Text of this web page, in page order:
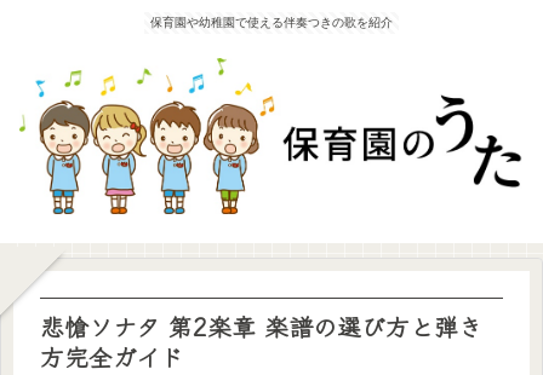
保育園や幼稚園で使える伴奏つきの歌を紹介
悲愴ソナタ 第2楽章 楽譜の選び方と弾き
方完全ガイド